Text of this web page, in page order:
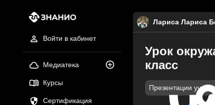
Войти в кабинет
Медиатека
Курсы
Сертификация
Лариса Лариса
Урок
класс
Презентации